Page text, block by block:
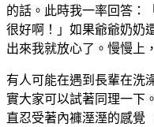
的話。此時我一率回答：
很好啊！」如果爺爺奶奶
出來我就放心了。慢慢上
有人可能在遇到長輩在洗
實大家可以試著同理一下
直忍受著內褲溼溼的感覺